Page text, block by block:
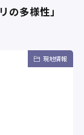
の多様性」
現地情報